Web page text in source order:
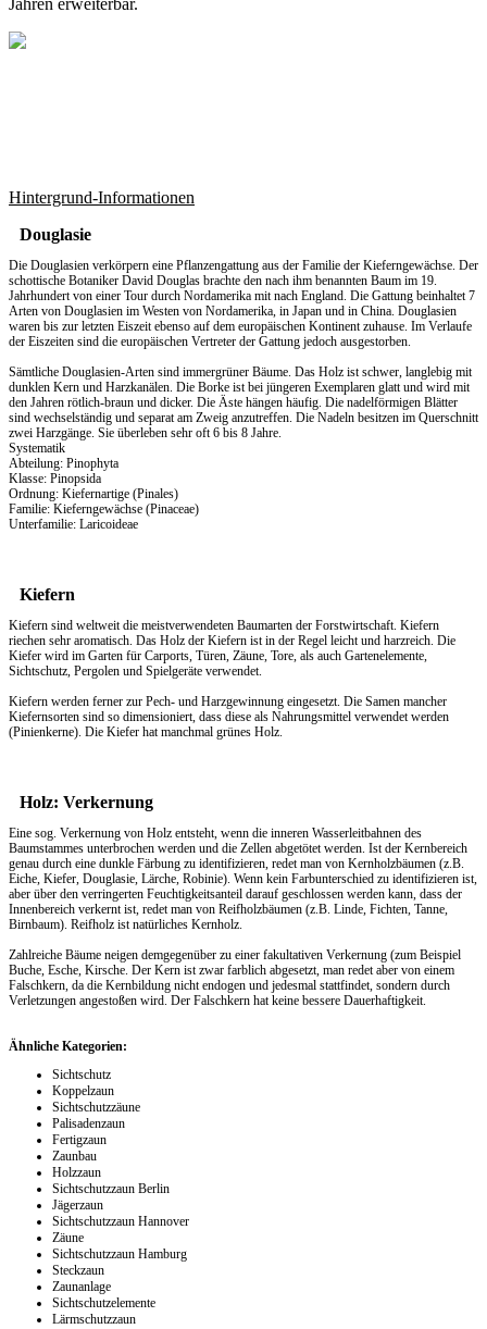
Jahren erweiterbar.
Hintergrund-Informationen
Douglasie
Die Douglasien verkörpern eine Pflanzengattung aus der Familie der Kieferngewächse. Der
schottische Botaniker David Douglas brachte den nach ihm benannten Baum im 19.
Jahrhundert von einer Tour durch Nordamerika mit nach England. Die Gattung beinhaltet 7
Arten von Douglasien im Westen von Nordamerika, in Japan und in China. Douglasien
waren bis zur letzten Eiszeit ebenso auf dem europäischen Kontinent zuhause. Im Verlaufe
der Eiszeiten sind die europäischen Vertreter der Gattung jedoch ausgestorben.
Sämtliche Douglasien-Arten sind immergrüner Bäume. Das Holz ist schwer, langlebig mit
dunklen Kern und Harzkanälen. Die Borke ist bei jüngeren Exemplaren glatt und wird mit
den Jahren rötlich-braun und dicker. Die Äste hängen häufig. Die nadelförmigen Blätter
sind wechselständig und separat am Zweig anzutreffen. Die Nadeln besitzen im Querschnitt
zwei Harzgänge. Sie überleben sehr oft 6 bis 8 Jahre.
Systematik
Abteilung: Pinophyta
Klasse: Pinopsida
Ordnung: Kiefernartige (Pinales)
Familie: Kieferngewächse (Pinaceae)
Unterfamilie: Laricoideae
Kiefern
Kiefern sind weltweit die meistverwendeten Baumarten der Forstwirtschaft. Kiefern
riechen sehr aromatisch. Das Holz der Kiefern ist in der Regel leicht und harzreich. Die
Kiefer wird im Garten für Carports, Türen, Zäune, Tore, als auch Gartenelemente,
Sichtschutz, Pergolen und Spielgeräte verwendet.
Kiefern werden ferner zur Pech- und Harzgewinnung eingesetzt. Die Samen mancher
Kiefernsorten sind so dimensioniert, dass diese als Nahrungsmittel verwendet werden
(Pinienkerne). Die Kiefer hat manchmal grünes Holz.
Holz: Verkernung
Eine sog. Verkernung von Holz entsteht, wenn die inneren Wasserleitbahnen des
Baumstammes unterbrochen werden und die Zellen abgetötet werden. Ist der Kernbereich
genau durch eine dunkle Färbung zu identifizieren, redet man von Kernholzbäumen (z.B.
Eiche, Kiefer, Douglasie, Lärche, Robinie). Wenn kein Farbunterschied zu identifizieren ist,
aber über den verringerten Feuchtigkeitsanteil darauf geschlossen werden kann, dass der
Innenbereich verkernt ist, redet man von Reifholzbäumen (z.B. Linde, Fichten, Tanne,
Birnbaum). Reifholz ist natürliches Kernholz.
Zahlreiche Bäume neigen demgegenüber zu einer fakultativen Verkernung (zum Beispiel
Buche, Esche, Kirsche. Der Kern ist zwar farblich abgesetzt, man redet aber von einem
Falschkern, da die Kernbildung nicht endogen und jedesmal stattfindet, sondern durch
Verletzungen angestoßen wird. Der Falschkern hat keine bessere Dauerhaftigkeit.
Ähnliche Kategorien:
Sichtschutz
Koppelzaun
Sichtschutzzäune
Palisadenzaun
Fertigzaun
Zaunbau
Holzzaun
Sichtschutzzaun Berlin
Jägerzaun
Sichtschutzzaun Hannover
Zäune
Sichtschutzzaun Hamburg
Steckzaun
Zaunanlage
Sichtschutzelemente
Lärmschutzzaun